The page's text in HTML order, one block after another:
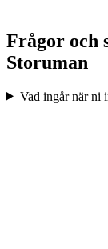
Frågor och
Storuman
Vad ingår när ni